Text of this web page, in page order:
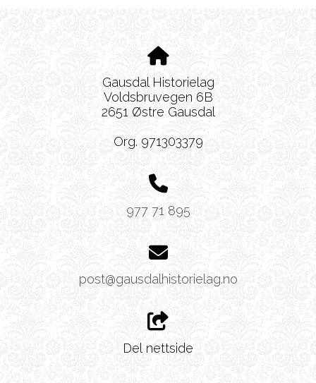
Gausdal Historielag
Voldsbruvegen 6B
2651 Østre Gausdal
Org. 971303379
977 71 895
post@gausdalhistorielag.no
Del nettside